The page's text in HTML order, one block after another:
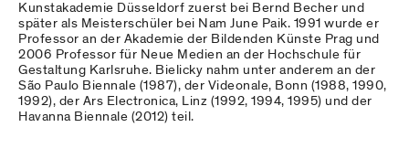
Kunstakademie Düsseldorf zuerst bei Bernd Becher und
später als Meisterschüler bei Nam June Paik. 1991 wurde er
Professor an der Akademie der Bildenden Künste Prag und
2006 Professor für Neue Medien an der Hochschule für
Gestaltung Karlsruhe. Bielicky nahm unter anderem an der
São Paulo Biennale (1987), der Videonale, Bonn (1988, 1990,
1992), der Ars Electronica, Linz (1992, 1994, 1995) und der
Havanna Biennale (2012) teil.